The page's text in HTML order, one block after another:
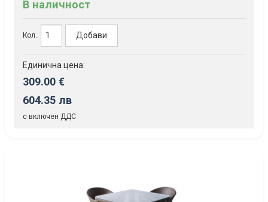
В наличност
Кол.: Добави
Единична цена:
309.00 €
604.35 лв
с включен ДДС